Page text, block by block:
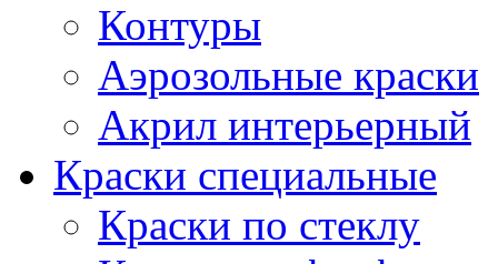
Контуры
Аэрозольные краски
Акрил интерьерный
Краски специальные
Краски по стеклу